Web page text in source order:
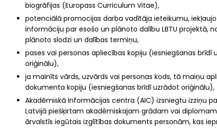
biogrāfijas (Europass Curriculum Vitae),
potenciālā promocijas darba vadītāja ieteikumu,
informāciju par esošo un plānoto dalību LBTU projektā,
plānoto slodzi un dalības termiņu,
pases vai personas apliecības kopiju (iesniegšanas brīdī
oriģinālu),
ja mainīts vārds, uzvārds vai personas kods, tā maiņu
dokumenta kopiju (iesniegšanas brīdī uzrādot oriģinālu),
Akadēmiskā Informācijas centra (AIC) izsniegtu izziņu
Latvijā piešķirtam akadēmiskajam grādam vai
ārvalstīs iegūtais izglītības dokuments personām, kas